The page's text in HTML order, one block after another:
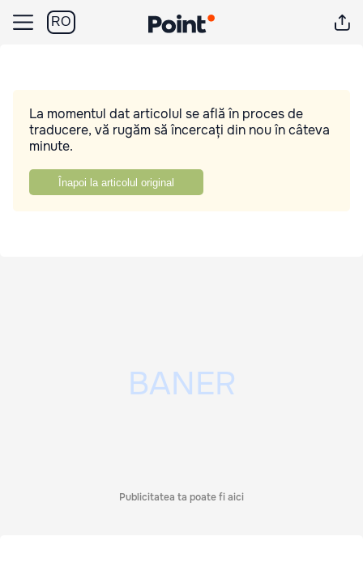
RO
La momentul dat articolul se află în proces de
traducere, vă rugăm să încercați din nou în câteva
minute.
Înapoi la articolul original
Publicitatea ta poate fi aici